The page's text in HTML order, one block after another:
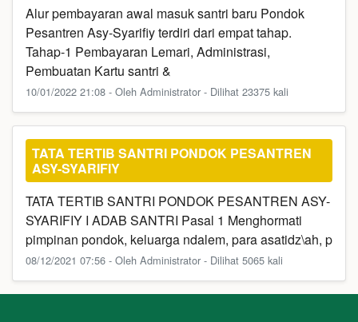
Alur pembayaran awal masuk santri baru Pondok
Pesantren Asy-Syarifiy terdiri dari empat tahap.
Tahap-1 Pembayaran Lemari, Administrasi,
Pembuatan Kartu santri &
10/01/2022 21:08 - Oleh Administrator - Dilihat 23375 kali
TATA TERTIB SANTRI PONDOK PESANTREN
ASY-SYARIFIY
TATA TERTIB SANTRI PONDOK PESANTREN ASY-
SYARIFIY I ADAB SANTRI Pasal 1 Menghormati
pimpinan pondok, keluarga ndalem, para asatidz\ah, p
08/12/2021 07:56 - Oleh Administrator - Dilihat 5065 kali